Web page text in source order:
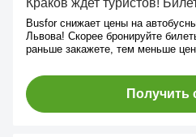
Краков ждет туристов!
Busfor снижает цены на
Львова! Скорее бронируйте
раньше закажете, тем меньше
Получить